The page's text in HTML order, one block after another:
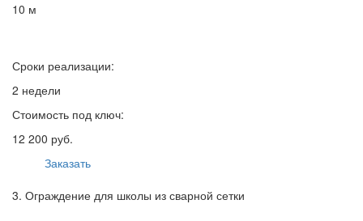
10 м
Сроки реализации:
2 недели
Стоимость под ключ:
12 200 руб.
Заказать
3. Ограждение для школы из сварной сетки